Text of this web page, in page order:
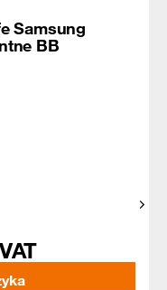
Samsung
BB